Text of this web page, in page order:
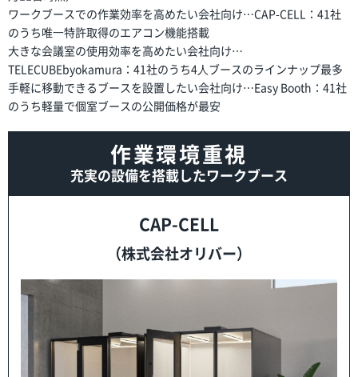
ワークブースでの作業効率を高めたい会社向け…CAP-CELL：41社
のうち唯⼀特許取得のエアコン機能搭載
大きな会議室の使用効率を高めたい会社向け…
TELECUBEbyokamura：41社のうち4⼈ブースのラインナップ最多
手軽に移動できるブースを設置したい会社向け…Easy Booth：41社
のうち軽量で個室ブースの公開価格が最安
作業環境重視
充実の設備を搭載したワークブース
CAP-CELL
（株式会社オリバー）